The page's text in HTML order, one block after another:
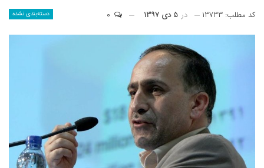
دسته‌بندی نشده کد مطلب: ۱۳۷۳۳ در ۵ دی ۱۳۹۷